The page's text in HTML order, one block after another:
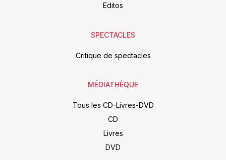
Editos
SPECTACLES
Critique de spectacles
MÉDIATHÈQUE
Tous les CD-Livres-DVD
CD
Livres
DVD